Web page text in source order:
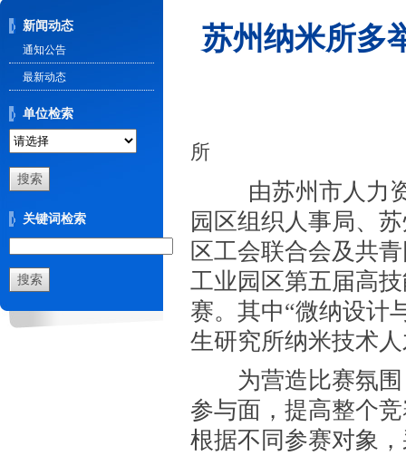
新闻动态
通知公告
最新动态
单位检索
关键词检索
苏州纳米所多
所
由苏州市人力
园区组织人事局、
区工会联合会及共
工业园区第五届高
赛。其中“微纳设计
生研究所纳米技术
为营造比赛氛围
参与面，提高整个
根据不同参赛对象